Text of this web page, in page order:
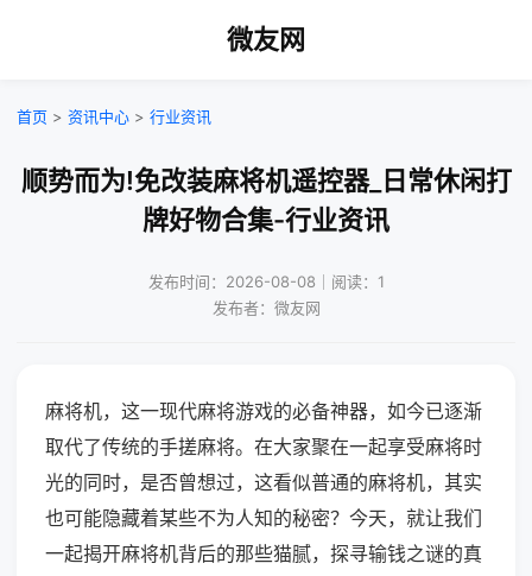
微友网
首页 > 资讯中心 > 行业资讯
顺势而为!免改装麻将机遥控器_日常休闲打
牌好物合集-行业资讯
发布时间：2026-08-08｜阅读：1
发布者：微友网
麻将机，这一现代麻将游戏的必备神器，如今已逐渐
取代了传统的手搓麻将。在大家聚在一起享受麻将时
光的同时，是否曾想过，这看似普通的麻将机，其实
也可能隐藏着某些不为人知的秘密？今天，就让我们
一起揭开麻将机背后的那些猫腻，探寻输钱之谜的真